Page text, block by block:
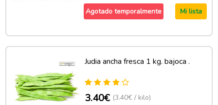
Agotado temporalmente Mi lista
Judia ancha fresca 1 kg. bajoca .
3.40€ (3.40€ / kilo)